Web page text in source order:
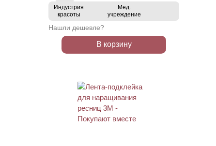
Индустрия
красоты
Мед.
учреждение
Нашли дешевле?
В корзину